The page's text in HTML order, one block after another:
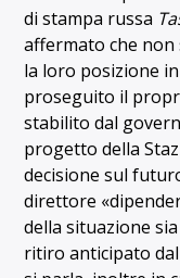
di stampa russa
affermato che
la loro posizione
proseguito il
stabilito dal
progetto della
decisione sul
direttore
della situazione
ritiro anticipato